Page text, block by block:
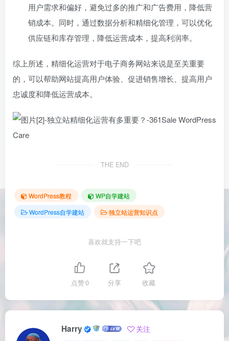
用户需求和偏好，避免过多的推广和广告费用，降低营
销成本。同时，通过数据分析和精细化管理，可以优化
供应链和库存管理，降低运营成本，提高利润率。
综上所述，精细化运营对于电子商务网站来说是至关重要
的，可以帮助网站提高用户体验、促进销售增长、提高用户
忠诚度和降低运营成本。
THE END
WordPress教程
WP自学建站
WordPress自学建站
独立站运营知识点
喜欢就支持一下吧
点赞0 分享 收藏
Harry 关注